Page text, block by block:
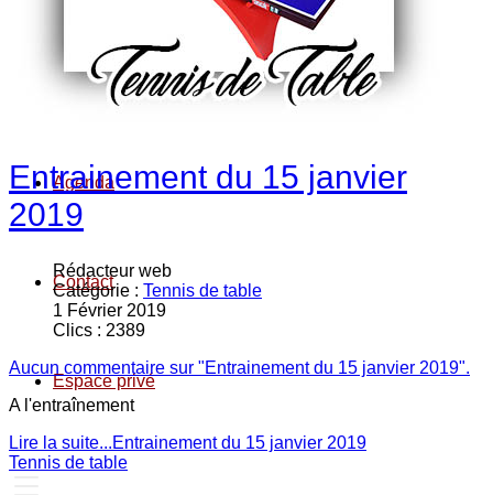
Nos sections
Agenda
Contact
Espace privé
Entrainement du 15 janvier
2019
Rédacteur web
Catégorie : Tennis de table
1 Février 2019
Clics : 2389
Aucun commentaire sur "Entrainement du 15 janvier 2019".
A l'entraînement
Lire la suite...Entrainement du 15 janvier 2019
Tennis de table